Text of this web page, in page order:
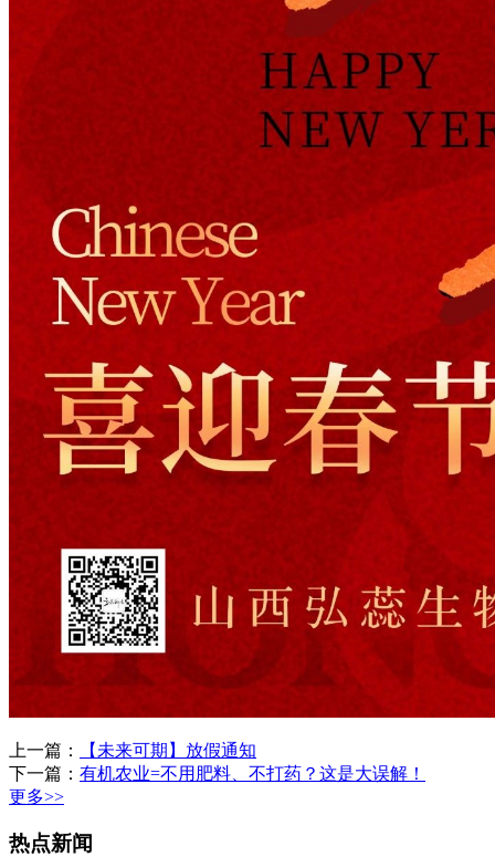
上一篇：
【未来可期】放假通知
下一篇： 有机农业=不用肥料、不打药？这是大误解！
更多>>
热点新闻